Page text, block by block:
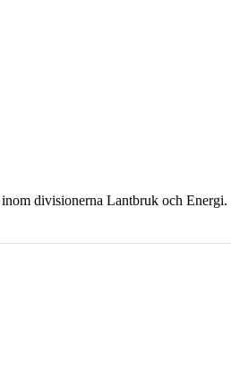
divisionerna Lantbruk och Energi.